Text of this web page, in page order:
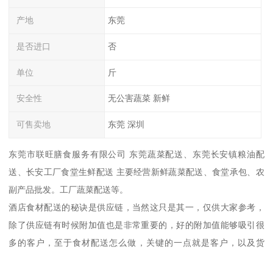
产地 东莞
是否进口 否
单位 斤
安全性 无公害蔬菜 新鲜
可售卖地 东莞 深圳
东莞市联旺膳食服务有限公司 东莞蔬菜配送、东莞长安镇粮油配
送、长安工厂食堂生鲜配送 主要经营新鲜蔬菜配送、食堂承包、农
副产品批发。工厂蔬菜配送等。
酒店食材配送的秘诀是供应链，当然这只是其一，仅供大家参考，
除了供应链有时候附加值也是非常重要的，好的附加值能够吸引很
多的客户，至于食材配送怎么做，关键的一点就是客户，以及货